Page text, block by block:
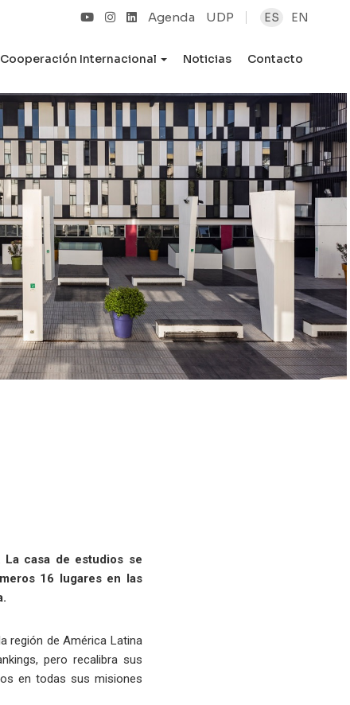
Agenda UDP ES EN
Cooperación Internacional Noticias Contacto
casa de estudios se
16 lugares en las
región de América Latina
pero recalibra sus
en todas sus misiones